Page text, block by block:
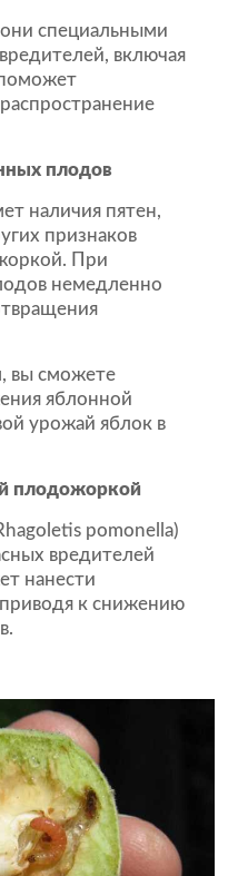
специальными
включая
плодов
наличия пятен,
признаков
При
немедленно
вы сможете
яблонной
урожай яблок в
плодожоркой
pomonella)
вредителей
нанести
к снижению